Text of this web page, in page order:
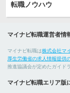
転職ノウハウ
マイナビ転職運営者情
マイナビ転職は株式会社マ
厚生労働省の求人情報提供
推進協議会が定めたガイド
マイナビ転職エリア版